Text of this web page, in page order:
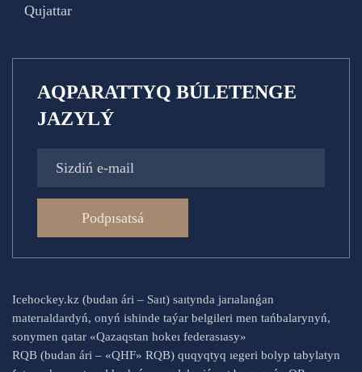
Qujattar
AQPARATTYQ BÚLETENGE
JAZYLÝ
Podpısatsá
Icehockey.kz (budan ári – Saıt) saıtynda jarıalanǵan
materıaldardyń, onyń ishinde taýar belgileri men tańbalarynyń,
sonymen qatar «Qazaqstan hokeı federasıasy»
RQB (budan ári – «QHF» RQB) quqyqtyq ıegeri bolyp tabylatyn